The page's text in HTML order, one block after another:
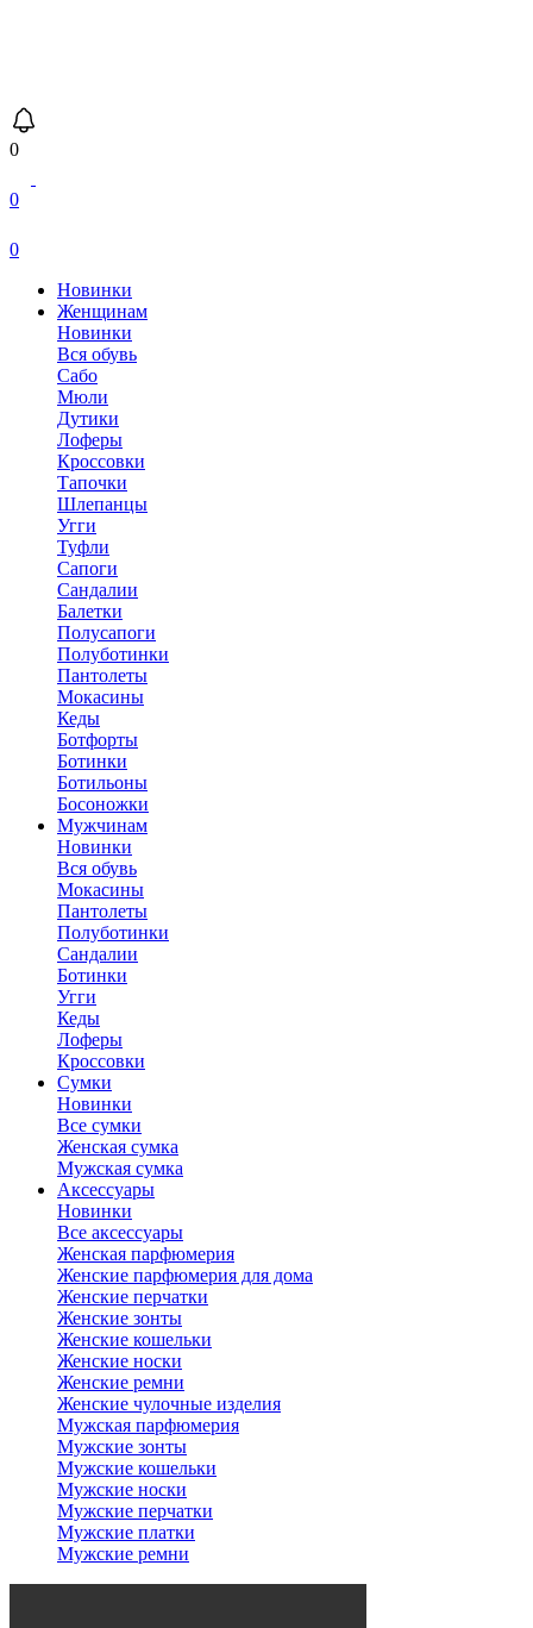
0
0
0
Новинки
Женщинам
Новинки
Вся обувь
Сабо
Мюли
Дутики
Лоферы
Кроссовки
Тапочки
Шлепанцы
Угги
Туфли
Сапоги
Сандалии
Балетки
Полусапоги
Полуботинки
Пантолеты
Мокасины
Кеды
Ботфорты
Ботинки
Ботильоны
Босоножки
Мужчинам
Новинки
Вся обувь
Мокасины
Пантолеты
Полуботинки
Сандалии
Ботинки
Угги
Кеды
Лоферы
Кроссовки
Сумки
Новинки
Все сумки
Женская сумка
Мужская сумка
Аксессуары
Новинки
Все аксессуары
Женская парфюмерия
Женские парфюмерия для дома
Женские перчатки
Женские зонты
Женские кошельки
Женские носки
Женские ремни
Женские чулочные изделия
Мужская парфюмерия
Мужские зонты
Мужские кошельки
Мужские носки
Мужские перчатки
Мужские платки
Мужские ремни